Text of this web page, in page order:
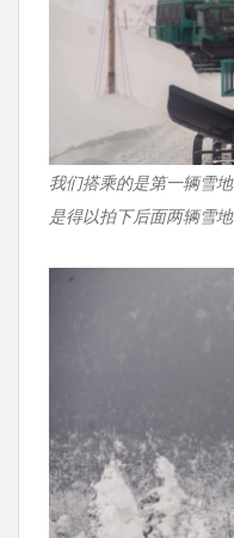
我们搭乘的是第一辆雪
是得以拍下后面两辆雪